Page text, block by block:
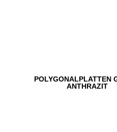
POLYGONALPLATTEN
ANTHRAZIT